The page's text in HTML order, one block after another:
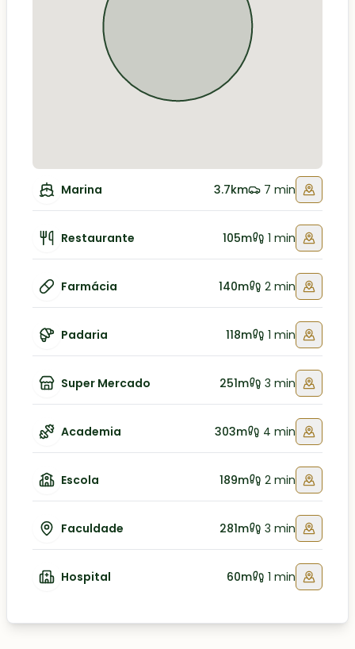
Marina 3.7km 7 min
Restaurante 105m 1 min
Farmácia 140m 2 min
Padaria 118m 1 min
Super Mercado 251m 3 min
Academia 303m 4 min
Escola 189m 2 min
Faculdade 281m 3 min
Hospital 60m 1 min